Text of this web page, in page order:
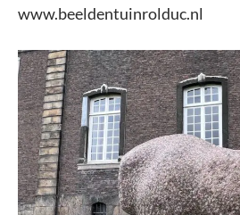
www.beeldentuinrolduc.nl